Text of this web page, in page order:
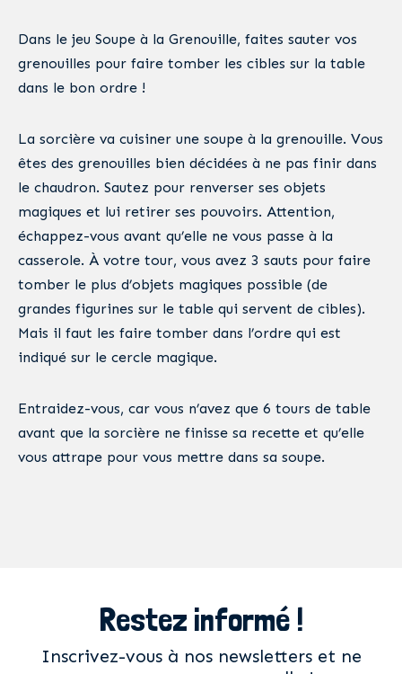
Dans le jeu Soupe à la Grenouille, faites sauter vos
grenouilles pour faire tomber les cibles sur la table
dans le bon ordre !
La sorcière va cuisiner une soupe à la grenouille. Vous
êtes des grenouilles bien décidées à ne pas finir dans
le chaudron. Sautez pour renverser ses objets
magiques et lui retirer ses pouvoirs. Attention,
échappez-vous avant qu’elle ne vous passe à la
casserole. À votre tour, vous avez 3 sauts pour faire
tomber le plus d’objets magiques possible (de
grandes figurines sur le table qui servent de cibles).
Mais il faut les faire tomber dans l’ordre qui est
indiqué sur le cercle magique.
Entraidez-vous, car vous n’avez que 6 tours de table
avant que la sorcière ne finisse sa recette et qu’elle
vous attrape pour vous mettre dans sa soupe.
Restez informé !
Inscrivez-vous à nos newsletters et ne